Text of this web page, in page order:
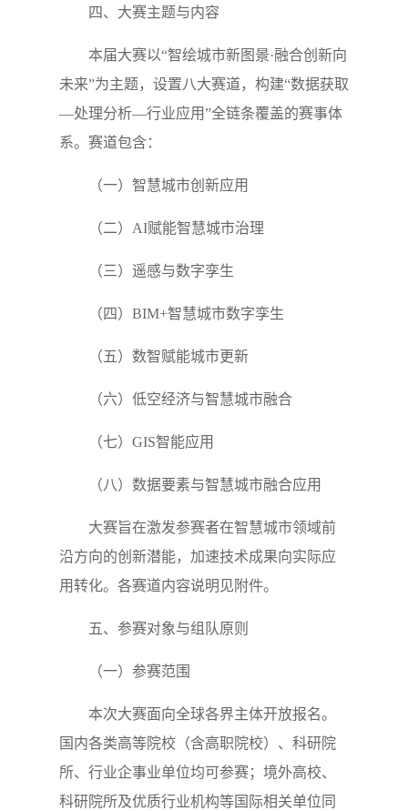
四、大赛主题与内容
本届大赛以“智绘城市新图景·融合创新向
未来”为主题，设置八大赛道，构建“数据获取
—处理分析—行业应用”全链条覆盖的赛事体
系。赛道包含：
（一）智慧城市创新应用
（二）AI赋能智慧城市治理
（三）遥感与数字孪生
（四）BIM+智慧城市数字孪生
（五）数智赋能城市更新
（六）低空经济与智慧城市融合
（七）GIS智能应用
（八）数据要素与智慧城市融合应用
大赛旨在激发参赛者在智慧城市领域前
沿方向的创新潜能，加速技术成果向实际应
用转化。各赛道内容说明见附件。
五、参赛对象与组队原则
（一）参赛范围
本次大赛面向全球各界主体开放报名。
国内各类高等院校（含高职院校）、科研院
所、行业企事业单位均可参赛；境外高校、
科研院所及优质行业机构等国际相关单位同